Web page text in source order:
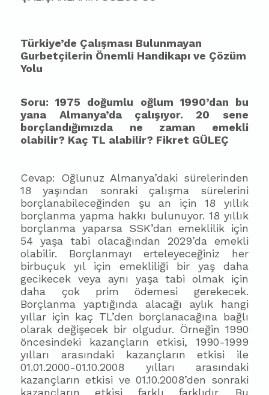
Türkiye’de Çalışması Bulunmayan
Gurbetçilerin Önemli Handikapı ve Çözüm
Yolu
Soru: 1975 doğumlu oğlum 1990’dan bu
yana Almanya’da çalışıyor. 20 sene
borçlandığımızda ne zaman emekli
olabilir? Kaç TL alabilir? Fikret GÜLEÇ
Cevap: Oğlunuz Almanya’daki sürelerinden
18 yaşından sonraki çalışma sürelerini
borçlanabileceğinden şu an için 18 yıllık
borçlanma yapma hakkı bulunuyor. 18 yıllık
borçlanma yaparsa SSK’dan emeklilik için
54 yaşa tabi olacağından 2029’da emekli
olabilir. Borçlanmayı erteleyeceğiniz her
birbuçuk yıl için emekliliği bir yaş daha
gecikecek veya aynı yaşa tabi olmak için
daha çok prim ödemesi gerekecek.
Borçlanma yaptığında alacağı aylık hangi
yıllar için kaç TL’den borçlanacağına bağlı
olarak değişecek bir olgudur. Örneğin 1990
öncesindeki kazançların etkisi, 1990-1999
yılları arasındaki kazançların etkisi ile
01.01.2000-01.10.2008 yılları arasındaki
kazançların etkisi ve 01.10.2008’den sonraki
kazançların etkisi farklı farklıdır. Bu